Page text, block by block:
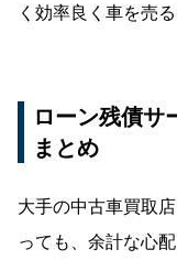
く効率良く車を売
ローン残債サ
まとめ
大手の中古車買取
っても、余計な心